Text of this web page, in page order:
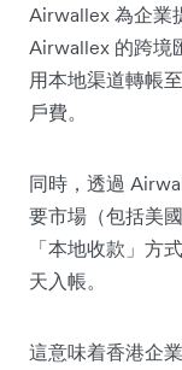
Airwallex 為企業
Airwallex 的跨境
用本地渠道轉帳
戶費。
同時，透過
要市場（包括美
「本地收款」方
天入帳。
這意味着香港企